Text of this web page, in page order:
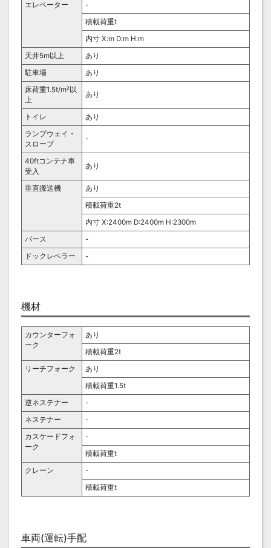
エレベーター
-
積載荷重t
内寸 X:m D:m H:m
天井5m以上
あり
駐車場
あり
床荷重1.5t/m²以
上
あり
トイレ
あり
ランプウェイ・
スロープ
-
40ftコンテナ車
受入
あり
垂直搬送機
あり
積載荷重2t
内寸 X:2400m D:2400m H:2300m
バース
-
ドックレベラー
-
機材
カウンターフォ
ーク
あり
積載荷重2t
リーチフォーク
あり
積載荷重1.5t
逆ネステナー
-
ネステナー
-
カスケードフォ
ーク
-
積載荷重t
クレーン
-
積載荷重t
車両(運転)手配